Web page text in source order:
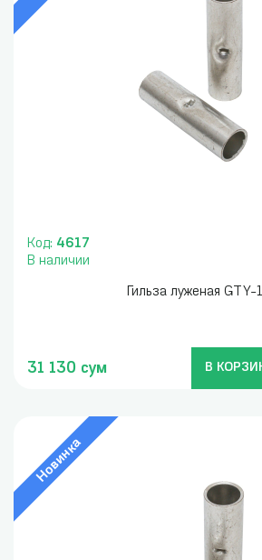
Код: 4617
В наличии
Гильза луженая GTY-
31 130 сум В
Новинка